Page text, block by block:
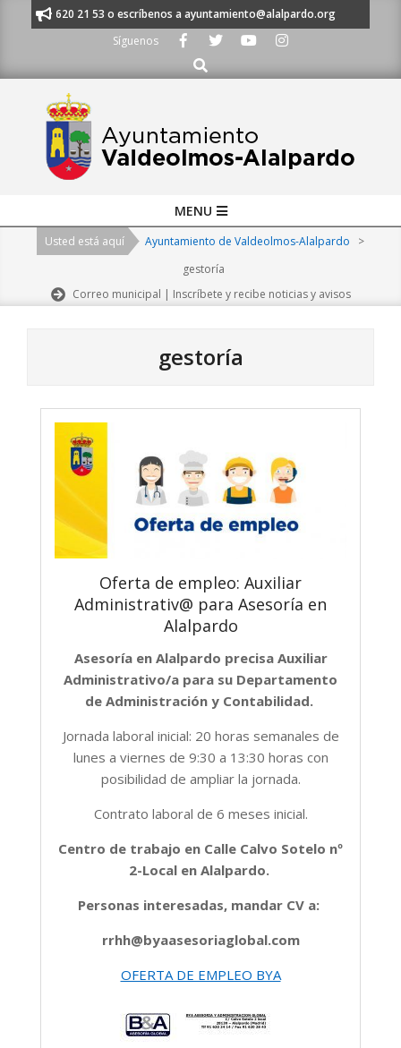
al 91 620 21 53 o escríbenos a ayuntamiento@alalpardo.org
Síguenos
Buscar
Navigation
MENU
Usted está aquí Ayuntamiento de Valdeolmos-Alalpardo
>
gestoría
Correo municipal | Inscríbete y recibe noticias y avisos
gestoría
Oferta de empleo: Auxiliar
Administrativ@ para Asesoría en
Alalpardo
Asesoría en Alalpardo precisa Auxiliar
Administrativo/a para su Departamento
de Administración y Contabilidad.
Jornada laboral inicial: 20 horas semanales de
lunes a viernes de 9:30 a 13:30 horas con
posibilidad de ampliar la jornada.
Contrato laboral de 6 meses inicial.
Centro de trabajo en Calle Calvo Sotelo nº
2-Local en Alalpardo.
Personas interesadas, mandar CV a:
rrhh@byaasesoriaglobal.com
OFERTA DE EMPLEO BYA